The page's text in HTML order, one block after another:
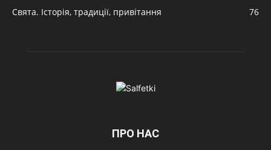
Свята. Історія, традиції, привітання
76
ПРО НАС